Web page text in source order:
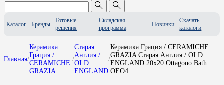
Каталог Бренды
Готовые
решения
Складская
программа
Новинки
Скачать
каталоги
Главная/
Керамика
Грация /
CERAMICHE
GRAZIA
/
Старая
Англия /
OLD
ENGLAND
/
Керамика Грация / CERAMICHE
GRAZIA Старая Англия / OLD
ENGLAND 20x20 Ottagono Bath
OEO4